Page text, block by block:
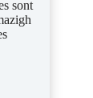
sont